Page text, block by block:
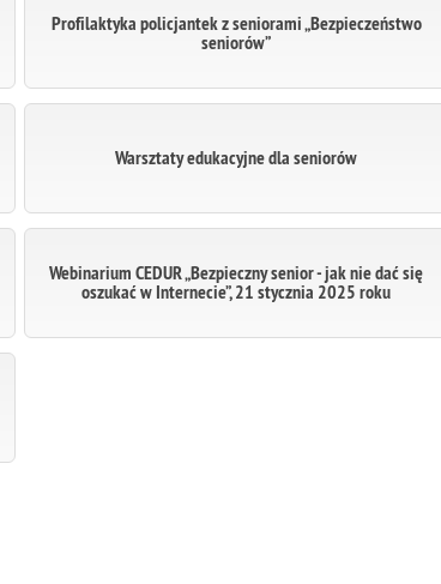
Profilaktyka policjantek z seniorami „Bezpieczeństwo
seniorów”
Warsztaty edukacyjne dla seniorów
Webinarium CEDUR „Bezpieczny senior - jak nie dać się
oszukać w Internecie”, 21 stycznia 2025 roku